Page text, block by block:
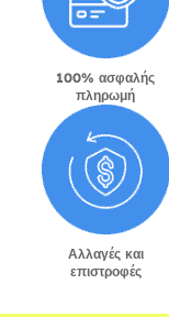
100% ασφαλής
πληρωμή
Αλλαγές και
επιστροφές